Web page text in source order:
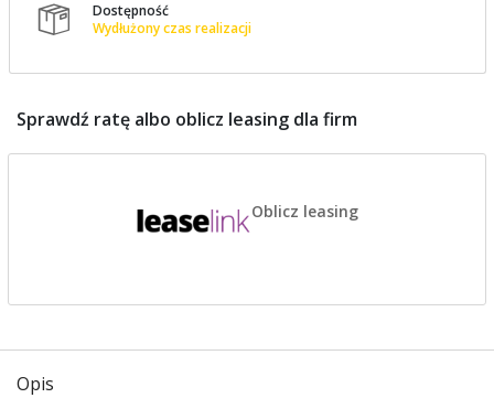

Dostępność
Wydłużony czas realizacji
Sprawdź ratę albo oblicz leasing dla firm
Oblicz leasing
Opis